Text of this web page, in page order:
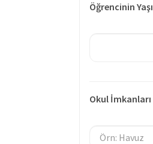
Öğrencinin Yaşı
Okul İmkanları